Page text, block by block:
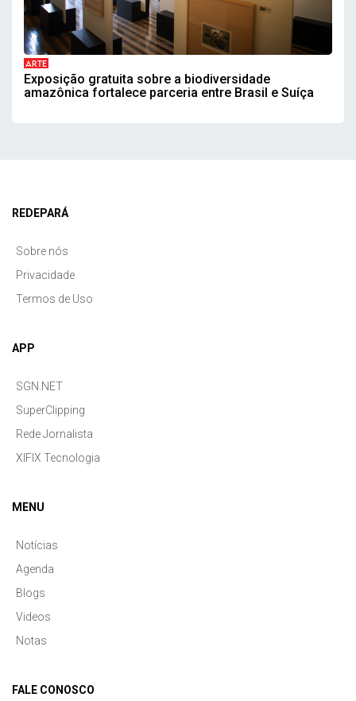
ARTE
Exposição gratuita sobre a biodiversidade
amazônica fortalece parceria entre Brasil e Suíça
REDEPARÁ
Sobre nós
Privacidade
Termos de Uso
APP
SGN.NET
SuperClipping
Rede Jornalista
XIFIX Tecnologia
MENU
Notícias
Agenda
Blogs
Videos
Notas
FALE CONOSCO